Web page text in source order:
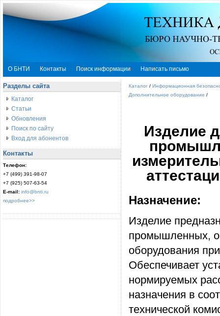
О БНТИ Контакты Поиск информации Написать письмо
Разделы сайта
Каталог
Статьи
Обновления
Поиск по сайту
Вход для абонентов
Контакты
Телефон:
+7 (499) 391-98-07
+7 (925) 507-63-54
E-mail: info@bnti.ru
подробнее>>
Каталог / Информационная
Дополнительное оборудование /
Изделие
Назначение:
Изделие
промышленных,
оборудования
Обеспечивает
нормируемых
назначения в
технической